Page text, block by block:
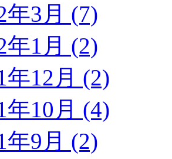
年3月 (7)
年1月 (2)
年12月 (2)
年10月 (4)
年9月 (2)